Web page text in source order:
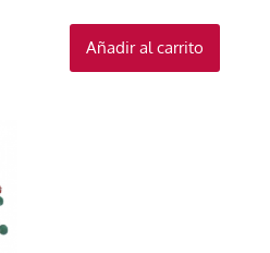
Añadir al carrito